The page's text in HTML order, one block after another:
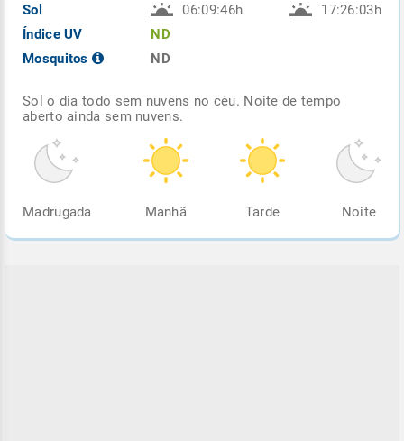
Sol
Índice UV
Mosquitos
06:09:46h
ND
ND
17:26:03h
Sol o dia todo sem nuvens no céu. Noite de tempo
aberto ainda sem nuvens.
Madrugada Manhã Tarde Noite